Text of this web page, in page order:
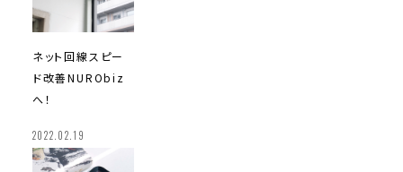
ネット回線スピー
ド改善NURObiz
へ！
2022.02.19